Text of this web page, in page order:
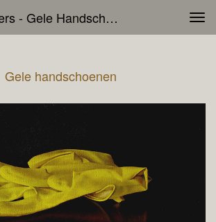
Johan Raijmakers - Gele Handschoenen
Gele handschoenen